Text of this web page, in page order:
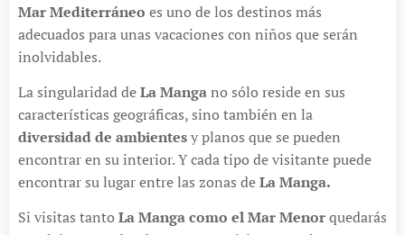
Mar Mediterráneo es uno de los destinos más
adecuados para unas vacaciones con niños que serán
inolvidables.
La singularidad deLa Mangano sólo reside en sus
características geográficas, sino también en la
diversidad de ambientesy planos que se pueden
encontrar en su interior. Y cada tipo de visitante puede
encontrar su lugar entre las zonas deLa Manga.
Si visitas tanto La Manga como el Mar Menorquedarás